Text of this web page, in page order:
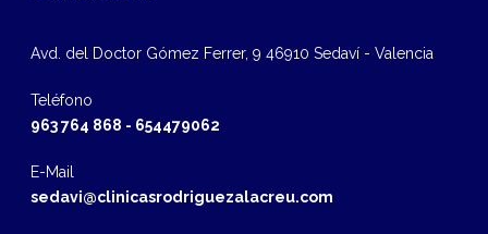
Avd. del Doctor Gómez Ferrer, 9 46910 Sedaví - Valencia
Teléfono
963 764 868 - 654479062
E-Mail
sedavi@clinicasrodriguezalacreu.com